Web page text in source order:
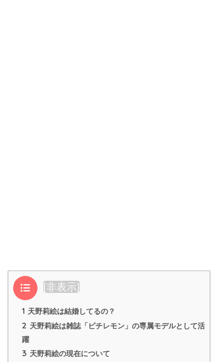
目次 [非表示]
1 天野莉絵は結婚してるの？
2 天野莉絵は雑誌「ピチレモン」の専属モデルとして活
躍
3 天野莉絵の現在について